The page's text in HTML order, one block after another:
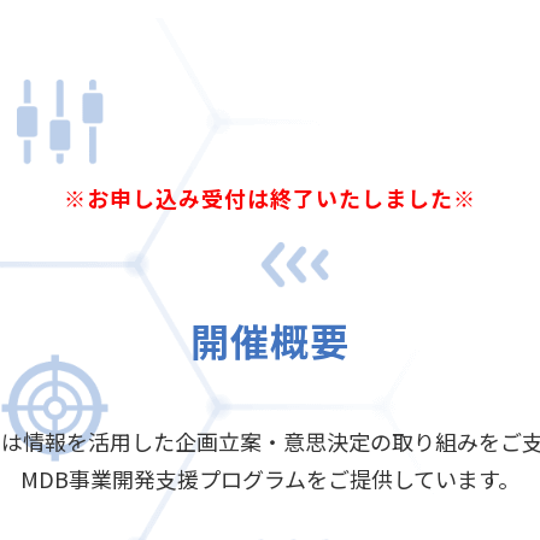
※お申し込み受付は終了いたしました※
開催概要
情報を活用した企画立案・意思決定の取り組みをご
MDB事業開発支援プログラムをご提供しています。